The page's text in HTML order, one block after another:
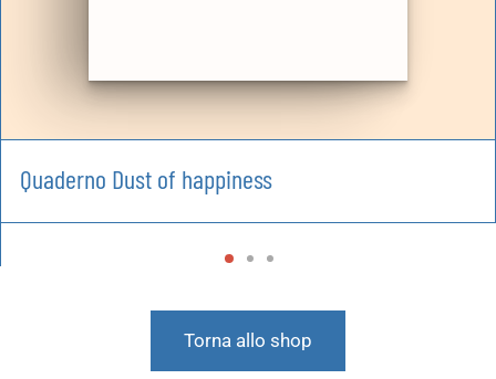
Quaderno Dust of happiness
Torna allo shop